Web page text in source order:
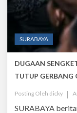
SURABAYA
DUGAAN
TUTUP GERBANG
Posting Oleh dicky
SURABAYA